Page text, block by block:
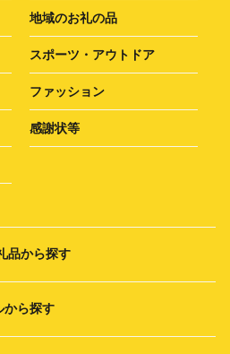
地域のお礼の品
スポーツ・アウトドア
ファッション
感謝状等
品から探す
から探す